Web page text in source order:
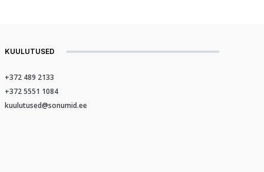
KUULUTUSED
+372 489 2133
+372 5551 1084
kuulutused@sonumid.ee